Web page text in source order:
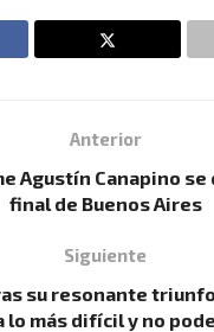
Anterior
Agustín Canapino se
final de Buenos Aires
Siguiente
su resonante
lo más difícil y no